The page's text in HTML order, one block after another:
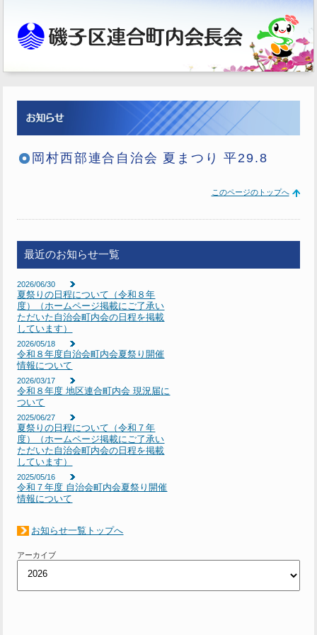
岡村西部連合自治会 夏まつり 平29.8
このページのトップへ
最近のお知らせ一覧
2026/06/30
夏祭りの日程について（令和８年
度）（ホームページ掲載にご了承い
ただいた自治会町内会の日程を掲載
しています）
2026/05/18
令和８年度自治会町内会夏祭り開催
情報について
2026/03/17
令和８年度 地区連合町内会 現況届に
ついて
2025/06/27
夏祭りの日程について（令和７年
度）（ホームページ掲載にご了承い
ただいた自治会町内会の日程を掲載
しています）
2025/05/16
令和７年度 自治会町内会夏祭り開催
情報について
お知らせ一覧トップへ
アーカイブ